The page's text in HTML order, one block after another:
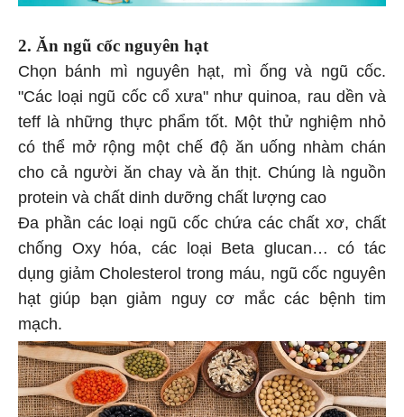
2. Ăn ngũ cốc nguyên hạt
Chọn bánh mì nguyên hạt, mì ống và ngũ cốc.
"Các loại ngũ cốc cổ xưa" như quinoa, rau dền và
teff là những thực phẩm tốt. Một thử nghiệm nhỏ
có thể mở rộng một chế độ ăn uống nhàm chán
cho cả người ăn chay và ăn thịt. Chúng là nguồn
protein và chất dinh dưỡng chất lượng cao
Đa phần các loại ngũ cốc chứa các chất xơ, chất
chống Oxy hóa, các loại Beta glucan… có tác
dụng giảm Cholesterol trong máu, ngũ cốc nguyên
hạt giúp bạn giảm nguy cơ mắc các bệnh tim
mạch.